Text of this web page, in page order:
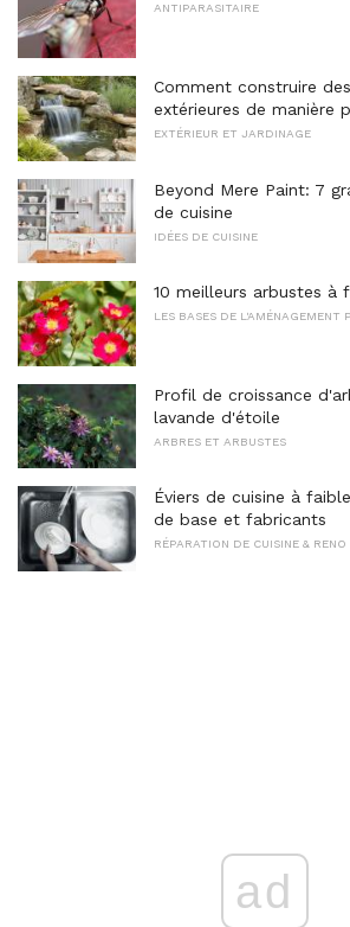
ANTIPARASITAIRE
Comment construire
extérieures de manière
EXTÉRIEUR ET JARDINAGE
Beyond Mere Paint: 7
de cuisine
IDÉES DE CUISINE
10 meilleurs arbustes à
LES BASES DE L'AMÉNAGEMENT
Profil de croissance
lavande d'étoile
ARBRES ET ARBUSTES
Éviers de cuisine à
de base et fabricants
RÉPARATION DE CUISINE & RENO
ad